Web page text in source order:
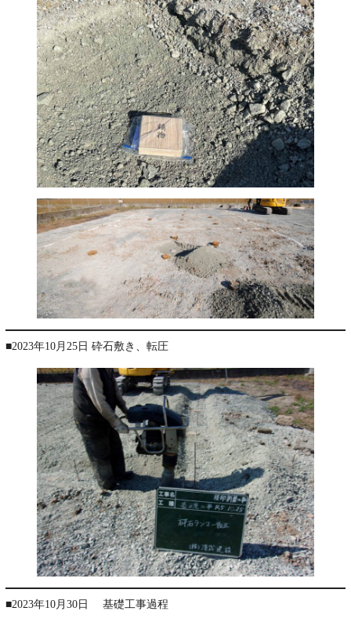
■2023年10月25日 砕石敷き、転圧
■2023年10月30日 基礎工事過程